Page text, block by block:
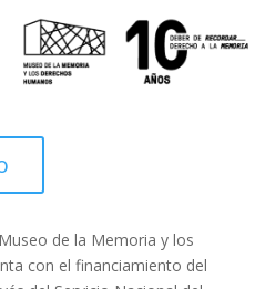
de la Memoria y los
con el financiamiento del